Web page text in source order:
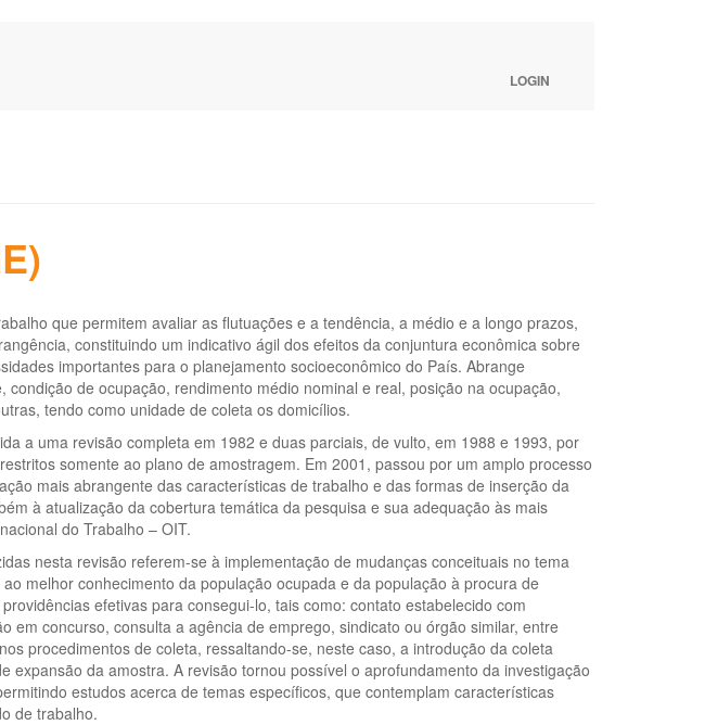
LOGIN
que permitem avaliar as flutuações e a tendência, a médio e a longo prazos,
constituindo um indicativo ágil dos efeitos da conjuntura econômica sobre
importantes para o planejamento socioeconômico do País. Abrange
de ocupação, rendimento médio nominal e real, posição na ocupação,
tendo como unidade de coleta os domicílios.
a uma revisão completa em 1982 e duas parciais, de vulto, em 1988 e 1993, por
somente ao plano de amostragem. Em 2001, passou por um amplo processo
mais abrangente das características de trabalho e das formas de inserção da
à atualização da cobertura temática da pesquisa e sua adequação às mais
do Trabalho – OIT.
nesta revisão referem-se à implementação de mudanças conceituais no tema
melhor conhecimento da população ocupada e da população à procura de
efetivas para consegui-lo, tais como: contato estabelecido com
em concurso, consulta a agência de emprego, sindicato ou órgão similar, entre
procedimentos de coleta, ressaltando-se, neste caso, a introdução da coleta
expansão da amostra. A revisão tornou possível o aprofundamento da investigação
estudos acerca de temas específicos, que contemplam características
de trabalho.